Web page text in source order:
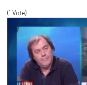
(1 Vote)